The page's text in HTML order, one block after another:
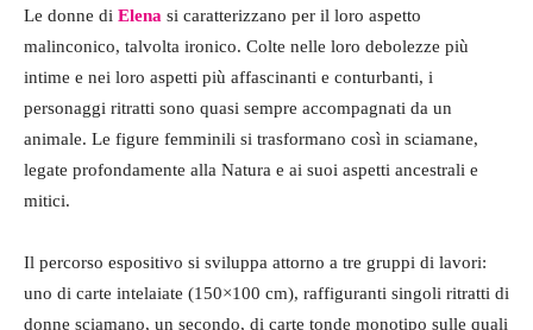
Le donne di Elena si caratterizzano per il loro aspetto
malinconico, talvolta ironico. Colte nelle loro debolezze più
intime e nei loro aspetti più affascinanti e conturbanti, i
personaggi ritratti sono quasi sempre accompagnati da un
animale. Le figure femminili si trasformano così in sciamane,
legate profondamente alla Natura e ai suoi aspetti ancestrali e
mitici.
Il percorso espositivo si sviluppa attorno a tre gruppi di lavori:
uno di carte intelaiate (150×100 cm), raffiguranti singoli ritratti di
donne sciamano, un secondo, di carte tonde monotipo sulle quali